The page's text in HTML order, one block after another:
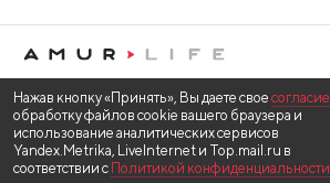
Нажав кнопку «Принять», Вы даете свое согласие
обработку файлов cookie вашего браузера и
использование аналитических сервисов
Yandex.Metrika, LiveInternet и Top.mail.ru в
соответствии с Политикой конфиденциальности